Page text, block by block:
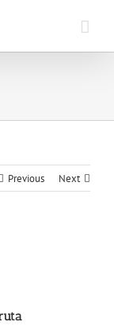
Previous Next